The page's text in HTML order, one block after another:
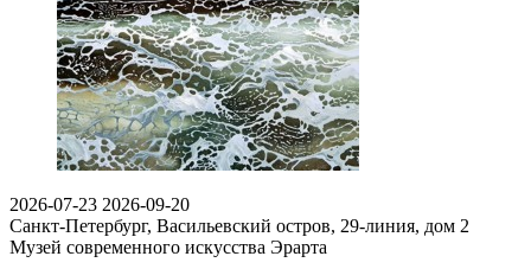
2026-07-23 2026-09-20
Санкт-Петербург, Васильевский остров, 29-линия, дом 2
Музей современного искусства Эрарта